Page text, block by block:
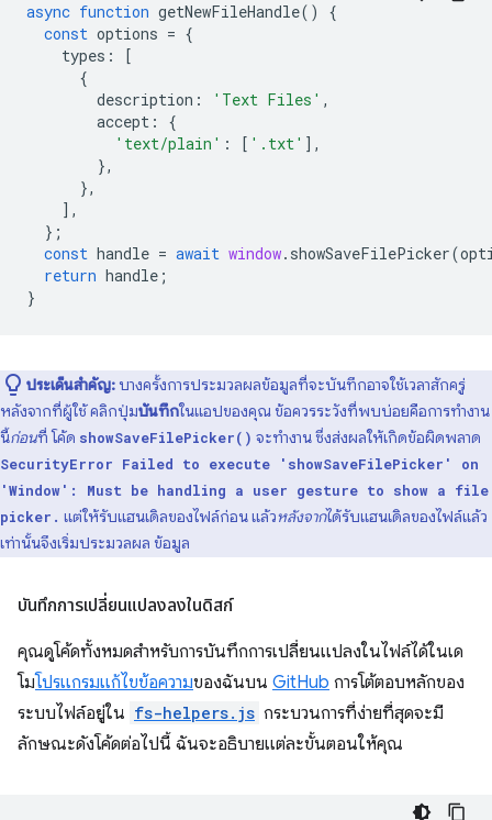
async function getNewFileHandle()
{
const options = {
types :
[
{
description : 'Text Files' ,
accept :
{
'text/plain' : [ '.txt' ],
},
},
],
};
const handle = await window. showSaveFilePicker(
return handle ;
}
ประเด็นสำคัญ: บางครั้งการประมวลผลข้อมูลที่จะบันทึกอาจใช้เวลาสักครู่
หลังจากที่ผู้ใช้ คลิกปุ่มบันทึกในแอปของคุณ ข้อควรระวังที่พบบ่อยคือการทำงาน
นี้ก่อนที่ โค้ด showSaveFilePicker() จะทำงาน ซึ่งส่งผลให้เกิดข้อผิดพลาด
SecurityError Failed to execute 'showSaveFilePicker' on
'Window': Must be handling a user gesture to show a file
picker. แต่ให้รับแฮนเดิลของไฟล์ก่อน แล้วหลังจากได้รับแฮนเดิลของไฟล์แล้ว
เท่านั้นจึงเริ่มประมวลผล ข้อมูล
บันทึกการเปลี่ยนแปลงลงในดิสก์
คุณดูโค้ดทั้งหมดสำหรับการบันทึกการเปลี่ยนแปลงในไฟล์ได้ในเด
โมโปรแกรมแก้ไขข้อความของฉันบน GitHub การโต้ตอบหลักของ
ระบบไฟล์อยู่ใน fs-helpers.js กระบวนการที่ง่ายที่สุดจะมี
ลักษณะดังโค้ดต่อไปนี้ ฉันจะอธิบายแต่ละขั้นตอนให้คุณ